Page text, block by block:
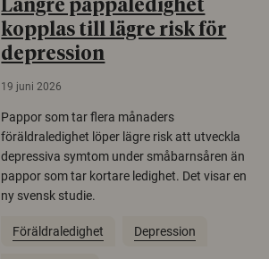
Längre pappaledighet
kopplas till lägre risk för
depression
19 juni 2026
Pappor som tar flera månaders
föräldraledighet löper lägre risk att utveckla
depressiva symtom under småbarnsåren än
pappor som tar kortare ledighet. Det visar en
ny svensk studie.
Föräldraledighet Depression